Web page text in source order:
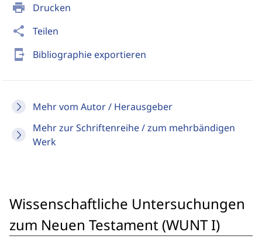
print Drucken
share Teilen
send_to_mobile Bibliographie exportieren
Mehr vom Autor / Herausgeber
Mehr zur Schriftenreihe / zum mehrbändigen
Werk
Wissenschaftliche Untersuchungen
zum Neuen Testament (WUNT I)